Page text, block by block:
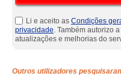
Li e aceito as Condições
privacidade. Também autorizo
atualizações e melhorias do
Outros utilizadores